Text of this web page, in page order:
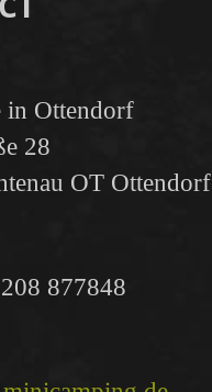
in Ottendorf
28
OT Ottendorf
877848